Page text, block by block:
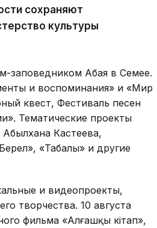
сохраняют
культуры
заповедником Абая в Семее.
и воспоминания» и «Мир
квест, Фестиваль песен
Тематические проекты
Кастеева,
«Таңбалы» и другие
и видеопроекты,
творчества. 10 августа
фильма «Алғашқы кітап»,